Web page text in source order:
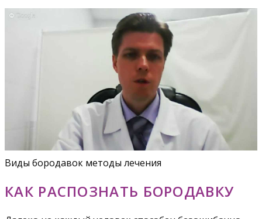
Виды бородавок методы лечения
КАК РАСПОЗНАТЬ БОРОДАВКУ